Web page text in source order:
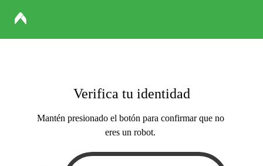
Verifica tu identidad
Mantén presionado el botón para confirmar que no
eres un robot.